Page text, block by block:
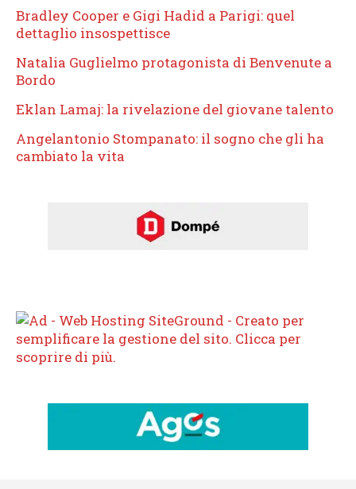
Bradley Cooper e Gigi Hadid a Parigi: quel
dettaglio insospettisce
Natalia Guglielmo protagonista di Benvenute a
Bordo
Eklan Lamaj: la rivelazione del giovane talento
Angelantonio Stompanato: il sogno che gli ha
cambiato la vita